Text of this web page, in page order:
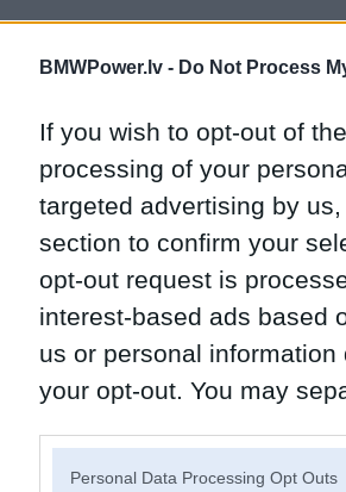
BMWPower.lv - Do Not Process
If you wish to opt-out of
processing of your
targeted advertising by
section to confirm your
opt-out request is
interest-based ads based
us or personal
your opt-out. You may
Personal Data Processing Opt Outs